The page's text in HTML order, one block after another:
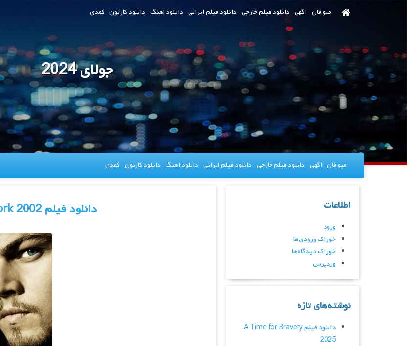
میو فان اگهی دانلود فیلم خارجی دانلود فیلم ایرانی دانلود اهنگ دانلود کارتون کمدی
جولای 2024
میو فان اگهی دانلود فیلم خارجی دانلود فیلم ایرانی دانلود اهنگ دانلود کارتون کمدی
دانلود فیلم Gangs of New York 2002 اطلاعات
ورود
خوراک ورودی‌ها
خوراک دیدگاه‌ها
وردپرس
نوشته‌های تازه
دانلود فیلم A Time for Bravery
2025